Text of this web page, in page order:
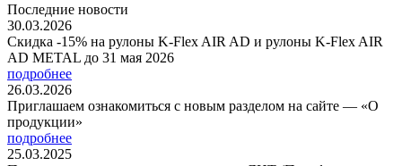
Последние новости
30.03.2026
Скидка -15% на рулоны K-Flex AIR AD и рулоны K-Flex AIR
AD METAL до 31 мая 2026
подробнее
26.03.2026
Приглашаем ознакомиться с новым разделом на сайте — «О
продукции»
подробнее
25.03.2025